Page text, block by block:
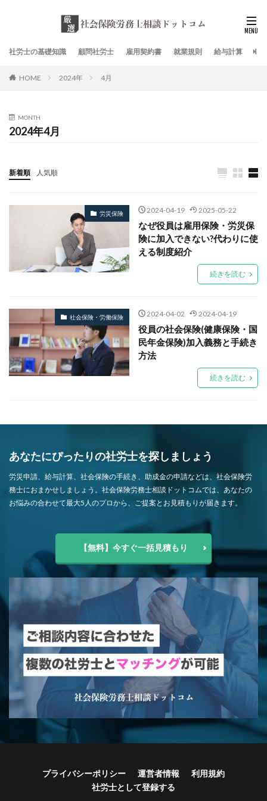
社労士の基礎知識 顧問社労士 雇用契約書 就業規則 給与計算 社
HOME 2024年 4月
MONTH
2024年4月
新着順 人気順
労災保険 2024-04-19 2025-05-22
なぜ役員は雇用保険・労災保
険に加入できない?代わりに使
える制度紹介
続きを読む
社会保険・労働保険 2024-04-02 2024-04-19
役員の社会保険(健康保険・国
民年金保険)加入義務と手続き
方法
続きを読む
あなたにぴったりの社労士を探しましょう
労災申請、給与計算、社会保険の手続き、助成金の申請などは、社会保険労
務士におまかせしましょう。社会保険労務士相談ドットコムでは、あなたの
お悩みの合わせて最大5人のプロから、ご提案とお見積もりが届きます。
【無料】今すぐ一括見積もり
プライバシーポリシー 運営者情報
利用規約
社労士として登録する